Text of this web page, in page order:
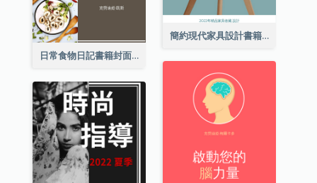
簡約現代家具設計書籍封面
日常食物日記書籍封面